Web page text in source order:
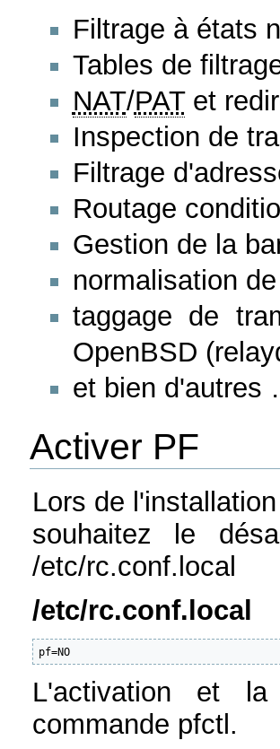
Filtrage à états
Tables de
NAT/PATet
Inspection de
Filtrage
Routage
Gestion de la
normalisation
taggage de
OpenBSD
et bien d'autres
Activer PF
Lors de
souhaitez le
/etc/rc.conf.local
/etc/rc.conf.local
pf=NO
L'activation et
commande pfctl.